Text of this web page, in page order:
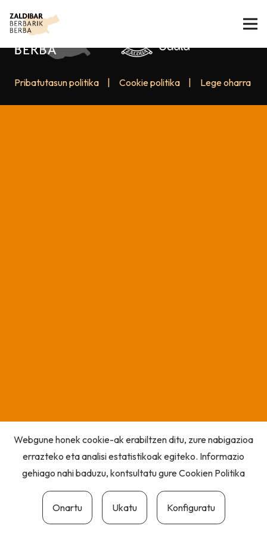
Pribatutasun politika Cookie politika Lege oharra
Webgune honek cookie-ak erabiltzen ditu, zure nabigazioa
errazteko eta analisi estatistikoak egiteko. Informazio
gehiago nahi baduzu, kontsultatu gureCookien Politika
Onartu Ukatu Konfiguratu